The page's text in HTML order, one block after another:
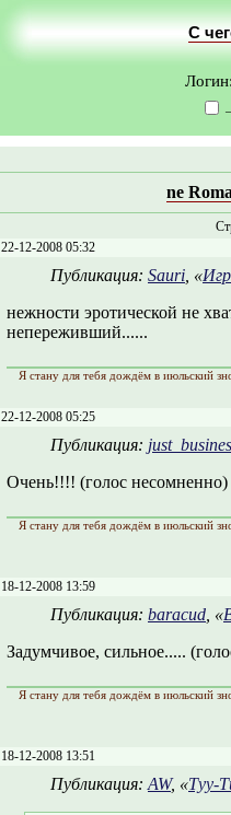
С
Логин:
ne
22-12-2008 05:32
Публикация: Sauri , «
нежности эротической не
непереживший......
Я стану для тебя дождём в июльский
22-12-2008 05:25
Публикация:
Очень!!!! (голос несомненно)
Я стану для тебя дождём в июльский
18-12-2008 13:59
Публикация: baracud , «
Задумчивое, сильное.....
Я стану для тебя дождём в июльский
18-12-2008 13:51
Публикация: AW, «Туу-